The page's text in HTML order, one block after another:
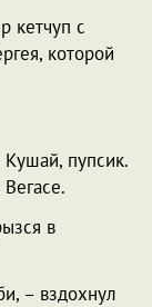
кетчуп с
которой
Кушай, пупсик.
в
– вздохнул